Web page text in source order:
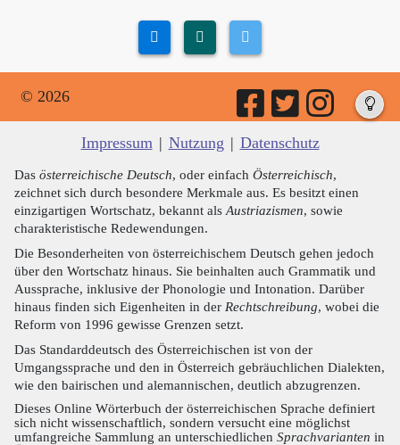
© 2026
Impressum | Nutzung | Datenschutz
Das österreichische Deutsch, oder einfach Österreichisch,
zeichnet sich durch besondere Merkmale aus. Es besitzt einen
einzigartigen Wortschatz, bekannt als Austriazismen, sowie
charakteristische Redewendungen.
Die Besonderheiten von österreichischem Deutsch gehen jedoch
über den Wortschatz hinaus. Sie beinhalten auch Grammatik und
Aussprache, inklusive der Phonologie und Intonation. Darüber
hinaus finden sich Eigenheiten in der Rechtschreibung, wobei die
Reform von 1996 gewisse Grenzen setzt.
Das Standarddeutsch des Österreichischen ist von der
Umgangssprache und den in Österreich gebräuchlichen Dialekten,
wie den bairischen und alemannischen, deutlich abzugrenzen.
Dieses Online Wörterbuch der österreichischen Sprache definiert
sich nicht wissenschaftlich, sondern versucht eine möglichst
umfangreiche Sammlung an unterschiedlichen Sprachvarianten in